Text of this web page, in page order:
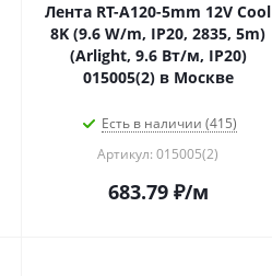
Лента RT-A120-5mm 12V Cool
8K (9.6 W/m, IP20, 2835, 5m)
(Arlight, 9.6 Вт/м, IP20)
015005(2) в Москве
Есть в наличии (415)
Артикул: 015005(2)
683.79₽/м